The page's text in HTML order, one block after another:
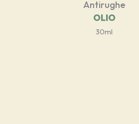
Antirughe
OLIO
30ml